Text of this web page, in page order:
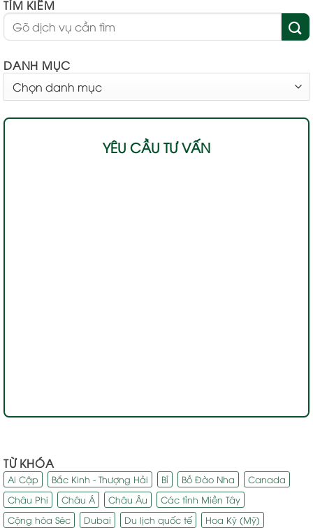
TÌM KIẾM
DANH MỤC
MỤC
YÊU CẦU TƯ VẤN
TỪ KHÓA
Ai Cập Bắc Kinh - Thượng Hải Bỉ Bồ Đào Nha
Canada
Châu Phi
Châu Á Châu Âu
Các tỉnh Miền Tây
Cộng hòa Séc
Dubai Du lịch quốc tế Hoa Kỳ (Mỹ)